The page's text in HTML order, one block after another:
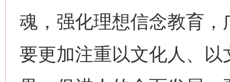
魂，强化理想信念教育
要更加注重以文化人、